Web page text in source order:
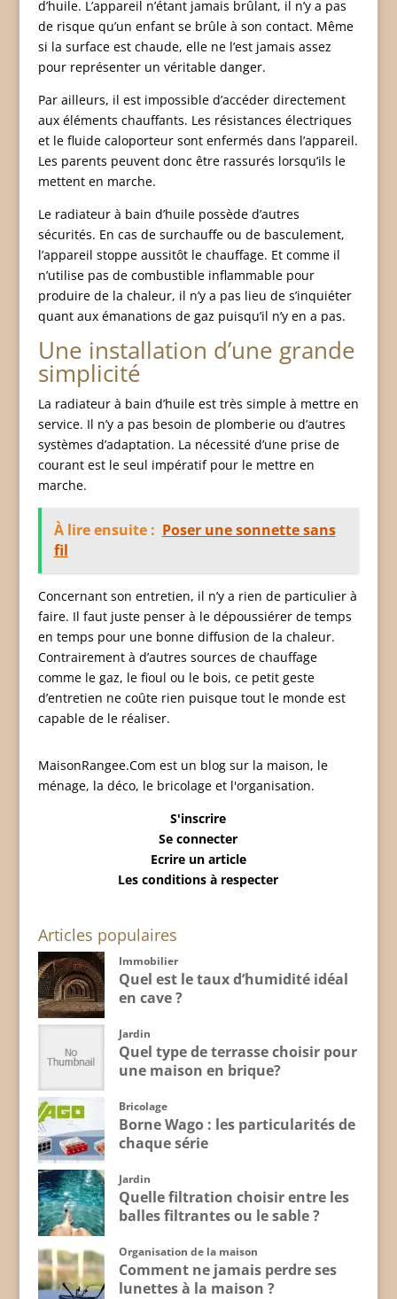
d’huile. L’appareil n’étant jamais brûlant, il n’y a pas
de risque qu’un enfant se brûle à son contact. Même
si la surface est chaude, elle ne l’est jamais assez
pour représenter un véritable danger.
Par ailleurs, il est impossible d’accéder directement
aux éléments chauffants. Les résistances électriques
et le fluide caloporteur sont enfermés dans l’appareil.
Les parents peuvent donc être rassurés lorsqu’ils le
mettent en marche.
Le radiateur à bain d’huile possède d’autres
sécurités. En cas de surchauffe ou de basculement,
l’appareil stoppe aussitôt le chauffage. Et comme il
n’utilise pas de combustible inflammable pour
produire de la chaleur, il n’y a pas lieu de s’inquiéter
quant aux émanations de gaz puisqu’il n’y en a pas.
Une installation d’une grande
simplicité
La radiateur à bain d’huile est très simple à mettre en
service. Il n’y a pas besoin de plomberie ou d’autres
systèmes d’adaptation. La nécessité d’une prise de
courant est le seul impératif pour le mettre en
marche.
À lire ensuite : Poser une sonnette sans
fil
Concernant son entretien, il n’y a rien de particulier à
faire. Il faut juste penser à le dépoussiérer de temps
en temps pour une bonne diffusion de la chaleur.
Contrairement à d’autres sources de chauffage
comme le gaz, le fioul ou le bois, ce petit geste
d’entretien ne coûte rien puisque tout le monde est
capable de le réaliser.
MaisonRangee.Com est un blog sur la maison, le
ménage, la déco, le bricolage et l'organisation.
S'inscrire
Se connecter
Ecrire un article
Les conditions à respecter
Articles populaires
Immobilier
Quel est le taux d’humidité idéal
en cave ?
Jardin
Quel type de terrasse choisir pour
une maison en brique?
Bricolage
Borne Wago : les particularités de
chaque série
Jardin
Quelle filtration choisir entre les
balles filtrantes ou le sable ?
Organisation de la maison
Comment ne jamais perdre ses
lunettes à la maison ?